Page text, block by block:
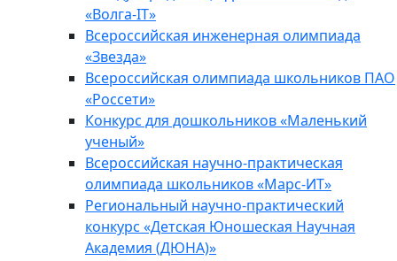
«Волга-IT»
Всероссийская инженерная олимпиада
«Звезда»
Всероссийская олимпиада школьников ПАО
«Россети»
Конкурс для дошкольников «Маленький
ученый»
Всероссийская научно-практическая
олимпиада школьников «Марс-ИТ»
Региональный научно-практический
конкурс «Детская Юношеская Научная
Академия (ДЮНА)»